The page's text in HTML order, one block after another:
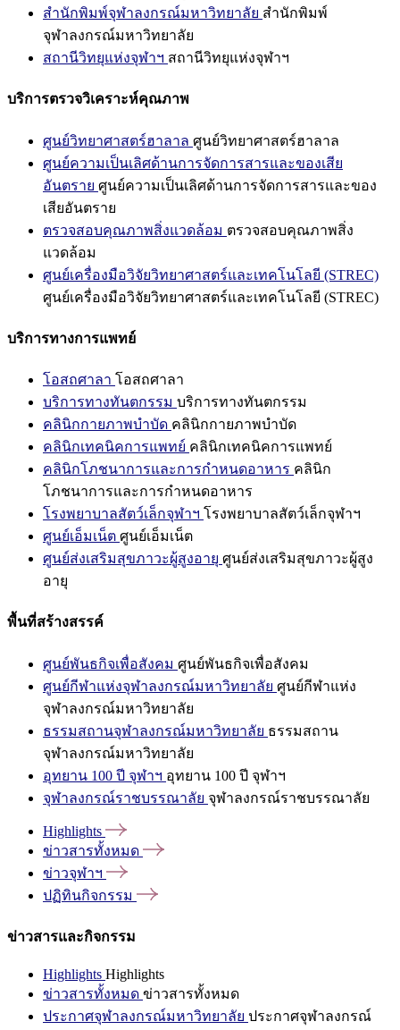
สำนักพิมพ์จุฬาลงกรณ์มหาวิทยาลัย สำนักพิมพ์
จุฬาลงกรณ์มหาวิทยาลัย
สถานีวิทยุแห่งจุฬาฯ สถานีวิทยุแห่งจุฬาฯ
บริการตรวจวิเคราะห์คุณภาพ
ศูนย์วิทยาศาสตร์ฮาลาล ศูนย์วิทยาศาสตร์ฮาลาล
ศูนย์ความเป็นเลิศด้านการจัดการสารและของเสีย
อันตราย ศูนย์ความเป็นเลิศด้านการจัดการสารและของ
เสียอันตราย
ตรวจสอบคุณภาพสิ่งแวดล้อม ตรวจสอบคุณภาพสิ่ง
แวดล้อม
ศูนย์เครื่องมือวิจัยวิทยาศาสตร์และเทคโนโลยี (STREC)
ศูนย์เครื่องมือวิจัยวิทยาศาสตร์และเทคโนโลยี (STREC)
บริการทางการแพทย์
โอสถศาลา โอสถศาลา
บริการทางทันตกรรม บริการทางทันตกรรม
คลินิกกายภาพบำบัด คลินิกกายภาพบำบัด
คลินิกเทคนิคการแพทย์ คลินิกเทคนิคการแพทย์
คลินิกโภชนาการและการกำหนดอาหาร คลินิก
โภชนาการและการกำหนดอาหาร
โรงพยาบาลสัตว์เล็กจุฬาฯ โรงพยาบาลสัตว์เล็กจุฬาฯ
ศูนย์เอ็มเน็ต ศูนย์เอ็มเน็ต
ศูนย์ส่งเสริมสุขภาวะผู้สูงอายุ ศูนย์ส่งเสริมสุขภาวะผู้สูง
อายุ
พื้นที่สร้างสรรค์
ศูนย์พันธกิจเพื่อสังคม ศูนย์พันธกิจเพื่อสังคม
ศูนย์กีฬาแห่งจุฬาลงกรณ์มหาวิทยาลัย ศูนย์กีฬาแห่ง
จุฬาลงกรณ์มหาวิทยาลัย
ธรรมสถานจุฬาลงกรณ์มหาวิทยาลัย ธรรมสถาน
จุฬาลงกรณ์มหาวิทยาลัย
อุทยาน 100 ปี จุฬาฯ อุทยาน 100 ปี จุฬาฯ
จุฬาลงกรณ์ราชบรรณาลัย จุฬาลงกรณ์ราชบรรณาลัย
Highlights
ข่าวสารทั้งหมด
ข่าวจุฬาฯ
ปฏิทินกิจกรรม
ข่าวสารและกิจกรรม
Highlights Highlights
ข่าวสารทั้งหมด ข่าวสารทั้งหมด
ประกาศจุฬาลงกรณ์มหาวิทยาลัย ประกาศจุฬาลงกรณ์